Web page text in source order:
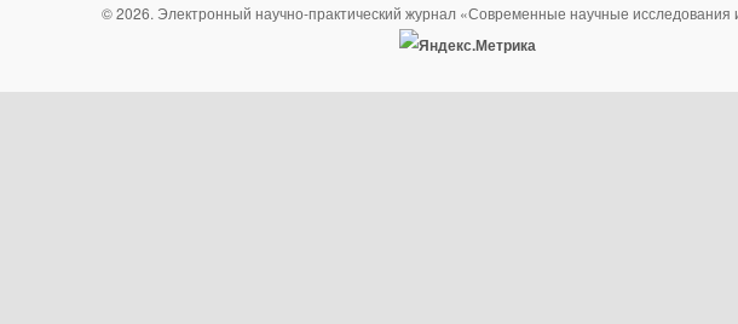
© 2026. Электронный научно-практический журнал «Современные научные исследования